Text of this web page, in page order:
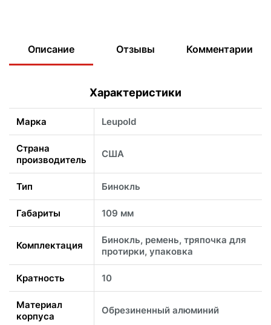
Описание Отзывы Комментарии
Характеристики
Марка Leupold
Страна
производитель
США
Тип Бинокль
Габариты 109 мм
Комплектация
Бинокль, ремень, тряпочка для
протирки, упаковка
Кратность 10
Материал
корпуса
Обрезиненный алюминий